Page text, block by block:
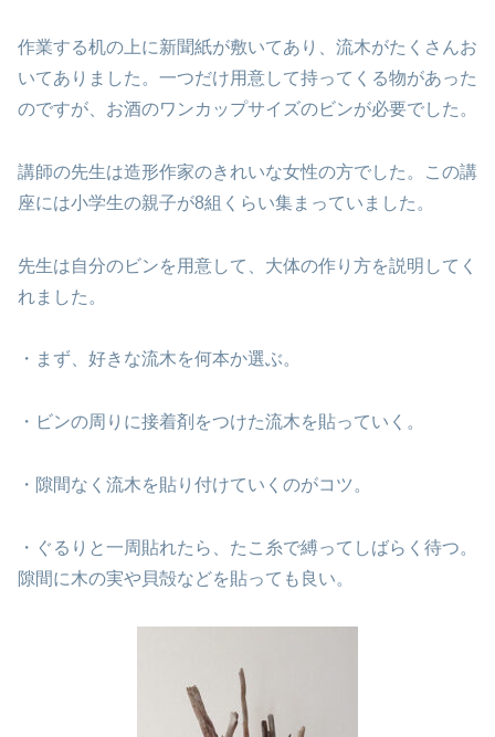
作業する机の上に新聞紙が敷いてあり、流木がたくさんお
いてありました。一つだけ用意して持ってくる物があった
のですが、お酒のワンカップサイズのビンが必要でした。
講師の先生は造形作家のきれいな女性の方でした。この講
座には小学生の親子が8組くらい集まっていました。
先生は自分のビンを用意して、大体の作り方を説明してく
れました。
・まず、好きな流木を何本か選ぶ。
・ビンの周りに接着剤をつけた流木を貼っていく。
・隙間なく流木を貼り付けていくのがコツ。
・ぐるりと一周貼れたら、たこ糸で縛ってしばらく待つ。
隙間に木の実や貝殻などを貼っても良い。